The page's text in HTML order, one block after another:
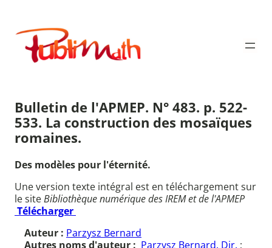
contenu
Publimath
Bulletin de l'APMEP. N° 483. p. 522-
533. La construction des mosaïques
romaines.
Des modèles pour l'éternité.
Une version texte intégral est en téléchargement sur
le siteBibliothèque numérique des IREM et de l'APMEP
Télécharger
Auteur : Parzysz Bernard
Autres noms d'auteur : Parzysz Bernard. Dir. ;